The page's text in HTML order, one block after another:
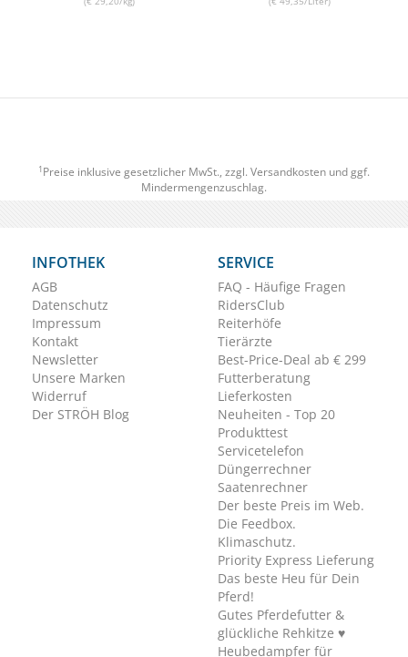
1 Preise inklusive gesetzlicher MwSt., zzgl. Versandkosten und ggf.
Mindermengenzuschlag.
INFOTHEK
AGB
Datenschutz
Impressum
Kontakt
Newsletter
Unsere Marken
Widerruf
Der STRÖH Blog
SERVICE
FAQ - Häufige Fragen
RidersClub
Reiterhöfe
Tierärzte
Best-Price-Deal ab € 299
Futterberatung
Lieferkosten
Neuheiten - Top 20
Produkttest
Servicetelefon
Düngerrechner
Saatenrechner
Der beste Preis im Web.
Die Feedbox.
Klimaschutz.
Priority Express Lieferung
Das beste Heu für Dein
Pferd!
Gutes Pferdefutter &
glückliche Rehkitze ♥
Heubedampfer für